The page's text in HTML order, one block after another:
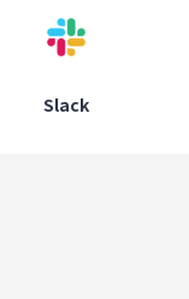
Slack